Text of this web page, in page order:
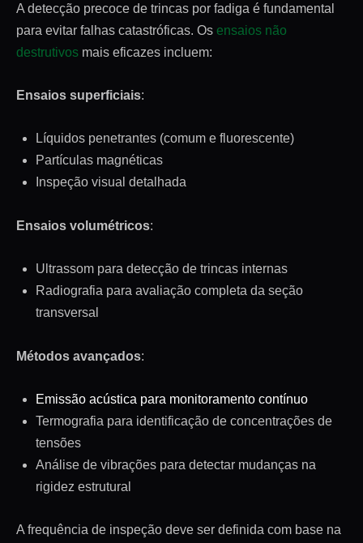
A detecção precoce de trincas por fadiga é fundamental
para evitar falhas catastróficas. Os ensaios não
destrutivos mais eficazes incluem:
Ensaios superficiais:
Líquidos penetrantes (comum e fluorescente)
Partículas magnéticas
Inspeção visual detalhada
Ensaios volumétricos:
Ultrassom para detecção de trincas internas
Radiografia para avaliação completa da seção
transversal
Métodos avançados:
Emissão acústica para monitoramento contínuo
Termografia para identificação de concentrações de
tensões
Análise de vibrações para detectar mudanças na
rigidez estrutural
A frequência de inspeção deve ser definida com base na